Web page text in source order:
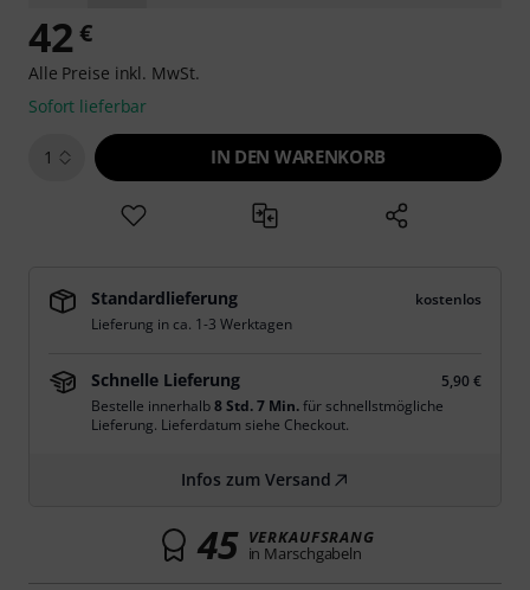
42 €
Alle Preise inkl. MwSt.
Sofort lieferbar
1 IN DEN WARENKORB
Standardlieferung
kostenlos
Lieferung in ca. 1-3 Werktagen
Schnelle Lieferung
5,90 €
Bestelle innerhalb8 Std. 7 Min.für schnellstmögliche
Lieferung. Lieferdatum siehe Checkout.
Infos zum Versand
45 VERKAUFSRANG
in Marschgabeln